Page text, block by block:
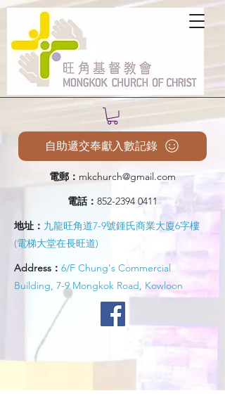
電郵： mkchurch@gmail.com
電話： 852-2394 0411
地址： 九龍旺角道7-9號鍾氏商業大廈6字樓
(電梯大堂在長旺道)
Address： 6/F Chung's Commercial
Building, 7-9 Mongkok Road, Kowloon
自助遞交奉獻入數記錄